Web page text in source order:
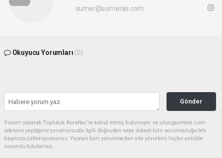
sumer@sumeras.com
Okuyucu Yorumları (0)
Gönder
Yorum yazarak Topluluk Kuralları’nı kabul etmiş bulunuyor ve ulusgazetesi.com
sitesine yaptığınız yorumunuzla ilgili doğrudan veya dolaylı tüm sorumluluğu tek
başınıza üstleniyorsunuz. Yazılan tüm yorumlardan site yönetimi hiçbir şekilde
sorumlu tutulamaz.